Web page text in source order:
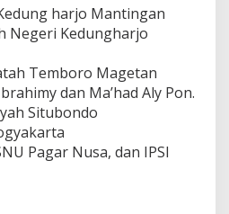
harjo Mantingan
Negeri Kedungharjo
Temboro Magetan
dan Ma’had Aly Pon.
Situbondo
Pagar Nusa, dan IPSI